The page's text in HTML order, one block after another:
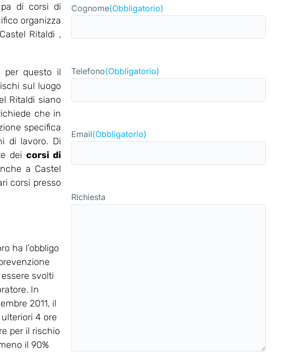
di corsi di
organizza
Ritaldi ,
per questo il
sul luogo
Ritaldi siano
che in
specifica
di lavoro. Di
deicorsi di
a Castel
corsi presso
ha l’obbligo
svolti
In
2011, il
4 ore
per il rischio
il 90%
Cognome(Obbligatorio)
Telefono(Obbligatorio)
Email(Obbligatorio)
Richiesta